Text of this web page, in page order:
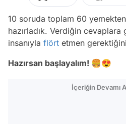
10 soruda toplam 60
hazırladık. Verdiğin
insanıyla flört etmen
Hazırsan başlayalım! 🍔😍
İçeriğin Devamı